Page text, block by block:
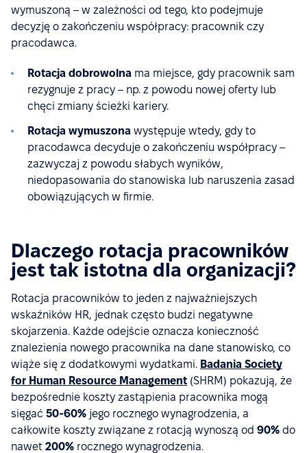
wymuszoną – w zależności od tego, kto podejmuje
decyzję o zakończeniu współpracy: pracownik czy
pracodawca.
Rotacja dobrowolna ma miejsce, gdy pracownik sam
rezygnuje z pracy – np. z powodu nowej oferty lub
chęci zmiany ścieżki kariery.
Rotacja wymuszona występuje wtedy, gdy to
pracodawca decyduje o zakończeniu współpracy –
zazwyczaj z powodu słabych wyników,
niedopasowania do stanowiska lub naruszenia zasad
obowiązujących w firmie.
Dlaczego rotacja pracowników
jest tak istotna dla organizacji?
Rotacja pracowników to jeden z najważniejszych
wskaźników HR, jednak często budzi negatywne
skojarzenia. Każde odejście oznacza konieczność
znalezienia nowego pracownika na dane stanowisko, co
wiąże się z dodatkowymi wydatkami. Badania Society
for Human Resource Management (SHRM) pokazują, że
bezpośrednie koszty zastąpienia pracownika mogą
sięgać 50-60% jego rocznego wynagrodzenia, a
całkowite koszty związane z rotacją wynoszą od 90% do
nawet 200% rocznego wynagrodzenia.